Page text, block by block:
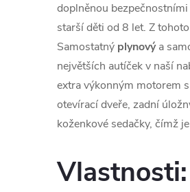
doplněnou
starší děti od 8 let. Z
Samostatný plynovýa
největších autíček v naší
extra výkonným motorem
otevírací dveře, zadní
koženkové sedačky, čímž
Vlastnosti: